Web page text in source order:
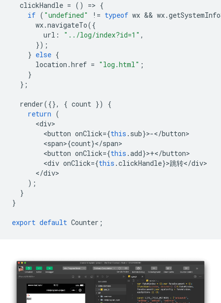
clickHandle = () => {
if ( "undefined" != typeof wx && wx.
wx.navigateTo({
url : "../log/index?id=1" ,
});
} else {
location .href = "log.html" ;
}
};
render({}, { count })
{
return (
<div
<button onClick={this . sub}>-</button
<span>{count}</span
<button onClick={this .add}>+</button
<div onClick={this .clickHandle}>跳转</div
</div
);
}
}
export default Counter ;